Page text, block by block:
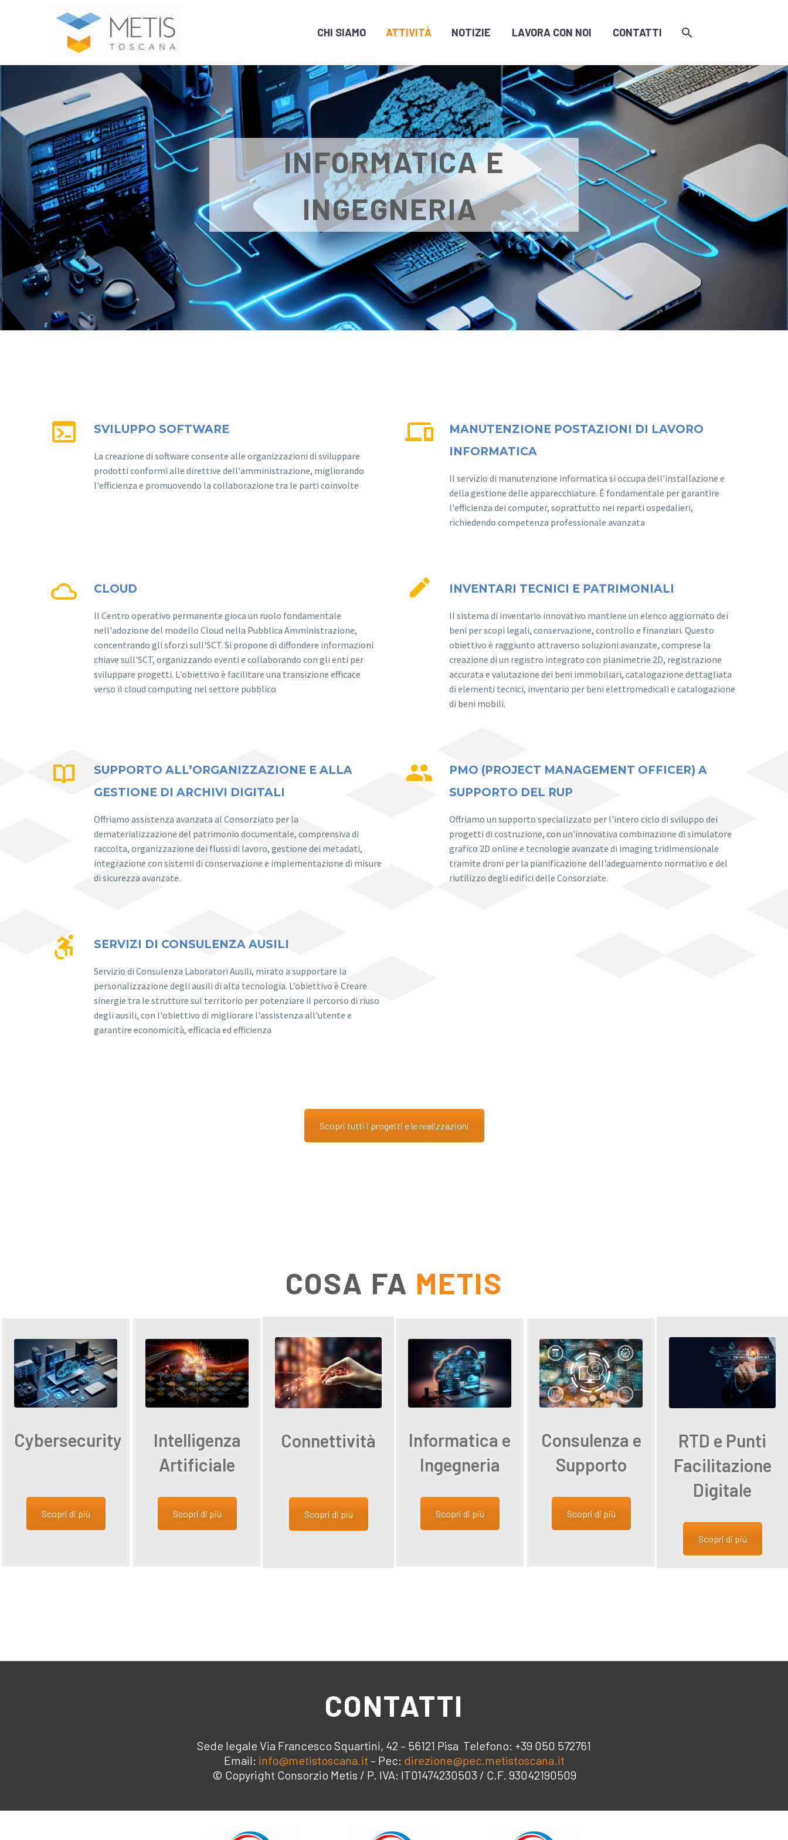
CHI SIAMO ATTIVITÀ NOTIZIE LAVORA CON NOI CONTATTI
INFORMATICA E
INGEGNERIA

 SVILUPPO SOFTWARE
La creazione di software consente alle organizzazioni di sviluppare
prodotti conformi alle direttive dell'amministrazione, migliorando
l'efficienza e promuovendo la collaborazione tra le parti coinvolte


MANUTENZIONE POSTAZIONI DI LAVORO
INFORMATICA
Il servizio di manutenzione informatica si occupa dell'installazione e
della gestione delle apparecchiature. È fondamentale per garantire
l'efficienza dei computer, soprattutto nei reparti ospedalieri,
richiedendo competenza professionale avanzata

 CLOUD
Il Centro operativo permanente gioca un ruolo fondamentale
nell'adozione del modello Cloud nella Pubblica Amministrazione,
concentrando gli sforzi sull'SCT. Si propone di diffondere informazioni
chiave sull'SCT, organizzando eventi e collaborando con gli enti per
sviluppare progetti. L'obiettivo è facilitare una transizione efficace
verso il cloud computing nel settore pubblico

 INVENTARI TECNICI E PATRIMONIALI
Il sistema di inventario innovativo mantiene un elenco aggiornato dei
beni per scopi legali, conservazione, controllo e finanziari. Questo
obiettivo è raggiunto attraverso soluzioni avanzate, comprese la
creazione di un registro integrato con planimetrie 2D, registrazione
accurata e valutazione dei beni immobiliari, catalogazione dettagliata
di elementi tecnici, inventario per beni elettromedicali e catalogazione
di beni mobili.


SUPPORTO ALL’ORGANIZZAZIONE E ALLA
GESTIONE DI ARCHIVI DIGITALI
Offriamo assistenza avanzata al Consorziato per la
dematerializzazione del patrimonio documentale, comprensiva di
raccolta, organizzazione dei flussi di lavoro, gestione dei metadati,
integrazione con sistemi di conservazione e implementazione di misure
di sicurezza avanzate.


PMO (PROJECT MANAGEMENT OFFICER) A
SUPPORTO DEL RUP
Offriamo un supporto specializzato per l'intero ciclo di sviluppo dei
progetti di costruzione, con un'innovativa combinazione di simulatore
grafico 2D online e tecnologie avanzate di imaging tridimensionale
tramite droni per la pianificazione dell'adeguamento normativo e del
riutilizzo degli edifici delle Consorziate.

 SERVIZI DI CONSULENZA AUSILI
Servizio di Consulenza Laboratori Ausili, mirato a supportare la
personalizzazione degli ausili di alta tecnologia. L’obiettivo è Creare
sinergie tra le strutture sul territorio per potenziare il percorso di riuso
degli ausili, con l'obiettivo di migliorare l'assistenza all'utente e
garantire economicità, efficacia ed efficienza
Scopri tutti i progetti e le realizzazioni
COSA FA METIS
Cybersecurity
Scopri di più
Intelligenza
Artificiale
Scopri di più
Connettività
Scopri di più
Informatica e
Ingegneria
Scopri di più
Consulenza e
Supporto
Scopri di più
RTD e Punti
Facilitazione
Digitale
Scopri di più
CONTATTI
Sede legale Via Francesco Squartini, 42 – 56121 Pisa Telefono: +39 050 572761
Email: info@metistoscana.it – Pec: direzione@pec.metistoscana.it
© Copyright Consorzio Metis / P. IVA: IT01474230503 / C.F. 93042190509